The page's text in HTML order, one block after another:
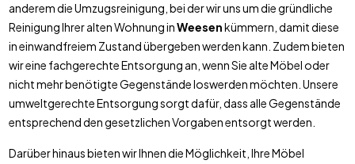
anderem die Umzugsreinigung, bei der wir uns um die gründliche
Reinigung Ihrer alten Wohnung inWeesenkümmern, damit diese
in einwandfreiem Zustand übergeben werden kann. Zudem bieten
wir eine fachgerechte Entsorgung an, wenn Sie alte Möbel oder
nicht mehr benötigte Gegenstände loswerden möchten. Unsere
umweltgerechte Entsorgung sorgt dafür, dass alle Gegenstände
entsprechend den gesetzlichen Vorgaben entsorgt werden.
Darüber hinaus bieten wir Ihnen die Möglichkeit, Ihre Möbel